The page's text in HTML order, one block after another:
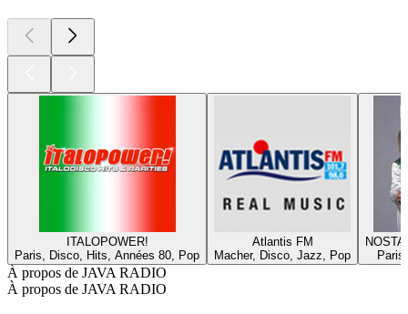
ITALOPOWER!
Paris, Disco, Hits, Années 80, Pop
Atlantis FM
Macher, Disco, Jazz, Pop
À propos de JAVA RADIO
À propos de JAVA RADIO